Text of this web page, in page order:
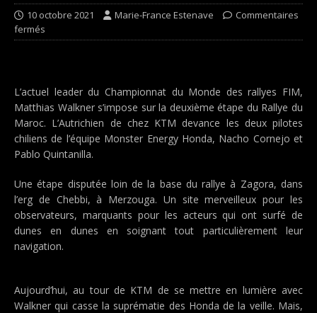
10 octobre 2021 Marie-France Estenave
Commentaires
fermés
L’actuel leader du Championnat du Monde des rallyes FIM,
Matthias Walkner s’impose sur la deuxième étape du Rallye du
Maroc. L’Autrichien de chez KTM devance les deux pilotes
chiliens de l’équipe Monster Energy Honda, Nacho Cornejo et
Pablo Quintanilla.
Une étape disputée loin de la base du rallye à Zagora, dans
l’erg de Chebbi, à Merzouga. Un site merveilleux pour les
observateurs, marquants pour les acteurs qui ont surfé de
dunes en dunes en soignant tout particulièrement leur
navigation.
Aujourd’hui, au tour de KTM de se mettre en lumière avec
Walkner qui casse la suprématie des Honda de la veille. Mais,